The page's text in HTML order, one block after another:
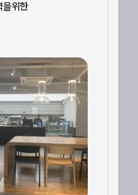
을 위한